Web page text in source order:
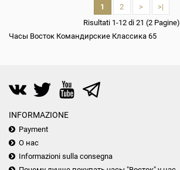
1 2 >
>|
Risultati 1-12 di 21 (2 Pagine)
Часы Восток Командирские Классика 65
INFORMAZIONE
Payment
О нас
Informazioni sulla consegna